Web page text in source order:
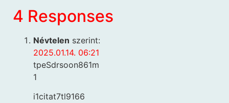
4 Responses
Névtelen szerint:
2025.01.14. 06:21
tpeSdrsoon861m
1
i1citat7tl9166